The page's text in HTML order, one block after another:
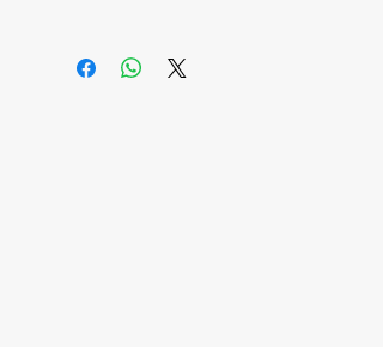
entrando aeste enlace